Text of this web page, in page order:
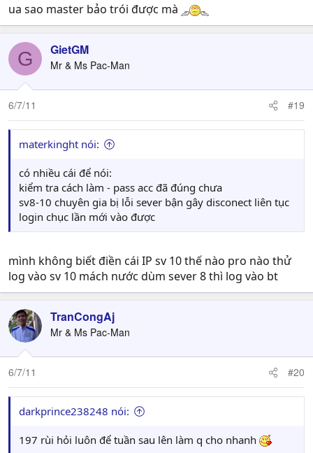
ua sao master bảo trói được mà
G GietGM
Mr & Ms Pac-Man
6/7/11 #19
materkinght nói:
có nhiều cái để nói:
kiểm tra cách làm - pass acc đã đúng chưa
sv8-10 chuyên gia bị lỗi sever bận gây disconect liên tục
login chục lần mới vào được
mình không biết điền cái IP sv 10 thế nào pro nào thử
log vào sv 10 mách nước dùm sever 8 thì log vào bt
TranCongAj
Mr & Ms Pac-Man
6/7/11 #20
darkprince238248 nói:
197 rùi hỏi luôn để tuần sau lên làm q cho nhanh